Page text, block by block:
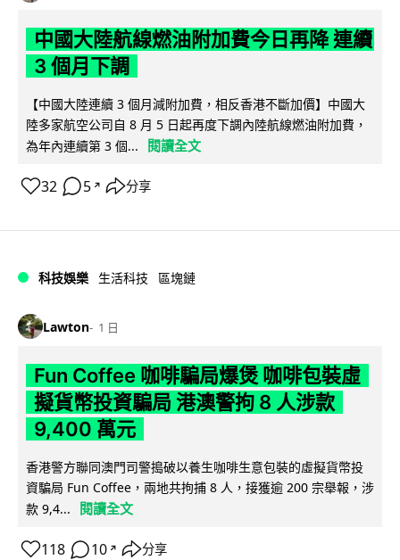
中國大陸航線燃油附加費今日再降 連續
3 個月下調
【中國大陸連續 3 個月減附加費，相反香港不斷加價】中國大
陸多家航空公司自 8 月 5 日起再度下調內陸航線燃油附加費，
為年內連續第 3 個...
閱讀全文
32 5 ↗ 分享
科技娛樂 生活科技 區塊鏈
Lawton 1 日
Fun Coffee 咖啡騙局爆煲 咖啡包裝虛
擬貨幣投資騙局 港澳警拘 8 人涉款
9,400 萬元
香港警方聯同澳門司警搗破以養生咖啡生意包裝的虛擬貨幣投
資騙局 Fun Coffee，兩地共拘捕 8 人，接獲逾 200 宗舉報，涉
款 9,4...
閱讀全文
118 10 ↗ 分享